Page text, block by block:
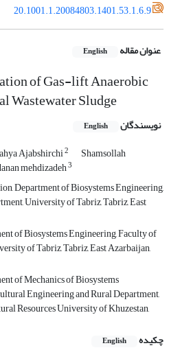
20.1001.1.20084803.1401.53.1.6.9
عنوان مقاله English
of Gas-lift Anaerobic
Wastewater Sludge
نویسندگان English
Ajabshirchi2 Shamsollah
mehdizadeh3
Department of Biosystems Engineering,
University of Tabriz, Tabriz, East
of Biosystems Engineering, Faculty of
of Tabriz, Tabriz, East Azarbaijan,
of Mechanics of Biosystems
Engineering and Rural Department,
Resources University of Khuzestan,
چکیده
English